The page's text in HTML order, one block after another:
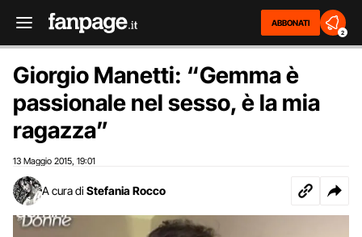
ABBONATI
2
Giorgio Manetti: “Gemma è
passionale nel sesso, è la mia
ragazza”
13 Maggio 2015 19:01
A cura di Stefania Rocco